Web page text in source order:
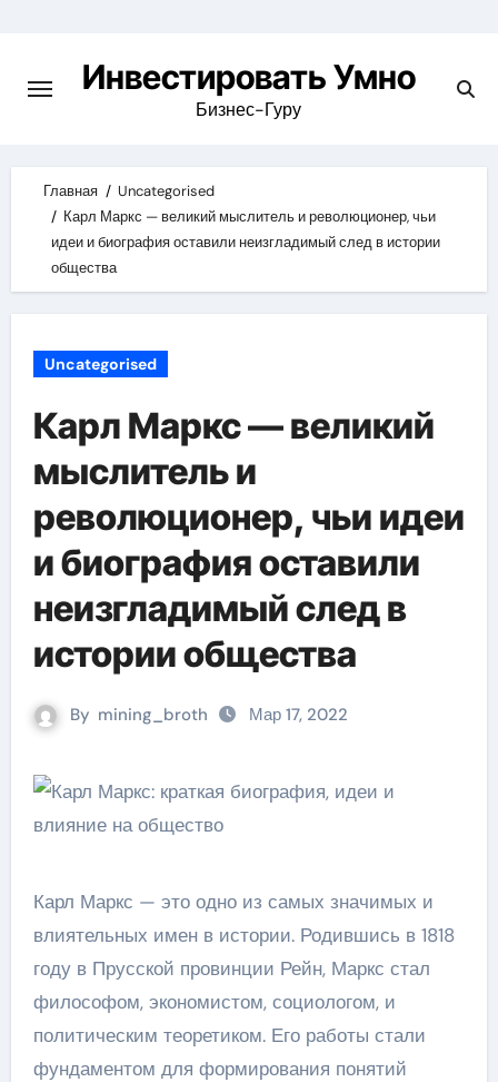
content
Инвестировать Умно
Бизнес-Гуру
Главная
Uncategorised
Карл Маркс — великий мыслитель и революционер, чьи
идеи и биография оставили неизгладимый след в истории
общества
Uncategorised
Карл Маркс — великий
мыслитель и
революционер, чьи идеи
и биография оставили
неизгладимый след в
истории общества
By mining_broth Мар 17, 2022
Карл Маркс — это одно из самых значимых и
влиятельных имен в истории. Родившись в 1818
году в Прусской провинции Рейн, Маркс стал
философом, экономистом, социологом, и
политическим теоретиком. Его работы стали
фундаментом для формирования понятий